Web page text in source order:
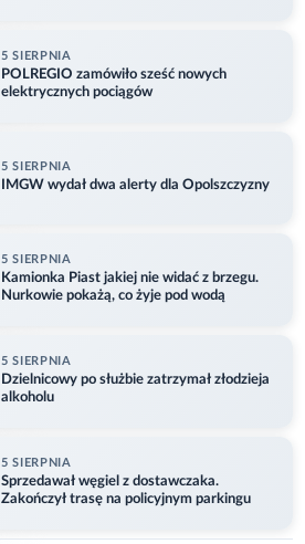
5 SIERPNIA
POLREGIO zamówiło sześć nowych
elektrycznych pociągów
5 SIERPNIA
IMGW wydał dwa alerty dla Opolszczyzny
5 SIERPNIA
Kamionka Piast jakiej nie widać z brzegu.
Nurkowie pokażą, co żyje pod wodą
5 SIERPNIA
Dzielnicowy po służbie zatrzymał złodzieja
alkoholu
5 SIERPNIA
Sprzedawał węgiel z dostawczaka.
Zakończył trasę na policyjnym parkingu